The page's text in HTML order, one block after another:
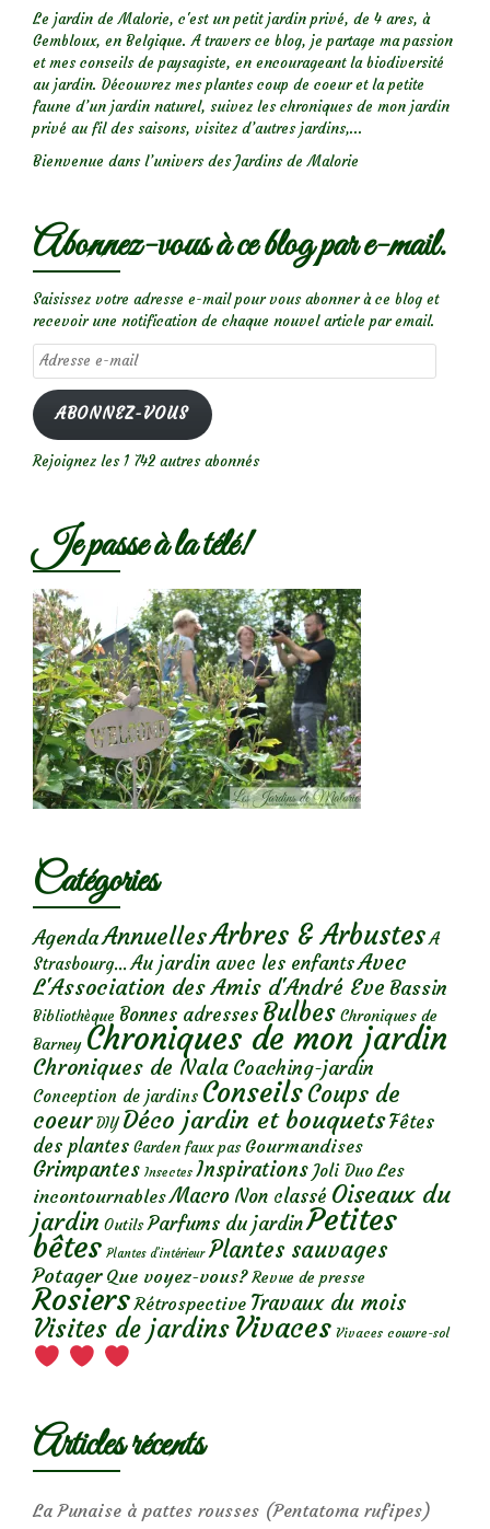
Le jardin de Malorie, c'est un petit jardin privé, de 4 ares, à
Gembloux, en Belgique. A travers ce blog, je partage ma passion
et mes conseils de paysagiste, en encourageant la biodiversité
au jardin. Découvrez mes plantes coup de coeur et la petite
faune d’un jardin naturel, suivez les chroniques de mon jardin
privé au fil des saisons, visitez d’autres jardins,...
Bienvenue dans l’univers des Jardins de Malorie
Abonnez-vous à ce blog par e-mail.
Saisissez votre adresse e-mail pour vous abonner à ce blog et
recevoir une notification de chaque nouvel article par email.
Adresse
e-
mail
ABONNEZ-VOUS
Rejoignez les 1 742 autres abonnés
Je passe à la télé!
Catégories
AgendaAnnuellesArbres & Arbustes A
Strasbourg... Au jardin avec les enfantsAvec
L'Association des Amis d'André Eve Bassin
Bibliothèque Bonnes adresses Bulbes Chroniques de
Barney Chroniques de mon jardin
Chroniques de Nala Coaching-jardin
Conception de jardins ConseilsCoups de
coeur DIY Déco jardin et bouquetsFêtes
des plantes Garden faux pas Gourmandises
Grimpantes Insectes Inspirations Joli Duo Les
incontournables Macro Non classé Oiseaux du
jardin Outils Parfums du jardinPetites
bêtes Plantes d’intérieur Plantes sauvages
Potager Que voyez-vous? Revue de presse
Rosiers Rétrospective Travaux du mois
Visites de jardins Vivaces Vivaces couvre-sol
Articles récents
La Punaise à pattes rousses (Pentatoma rufipes)